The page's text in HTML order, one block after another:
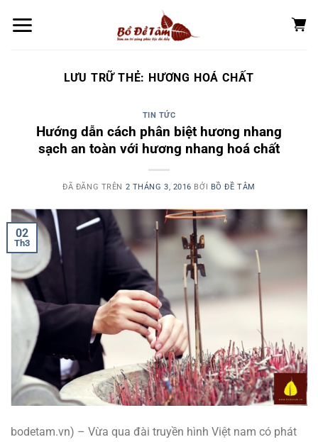
đến
LƯU TRỮ THẺ: HƯƠNG HOÁ CHẤT
TIN TỨC
Hướng dẫn cách phân biệt hương nhang
sạch an toàn với hương nhang hoá chất
ĐÃ ĐĂNG TRÊN 2 THÁNG 3, 2016 BỞI BỒ ĐỀ TÂM
02
Th3
bodetam.vn) – Vừa qua đài truyền hình Việt nam có phát